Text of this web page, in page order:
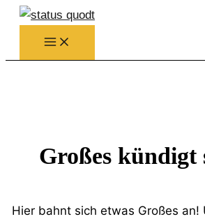
Zum
Inhalt
springen
Großes kündigt
Hier bahnt sich etwas Großes an!